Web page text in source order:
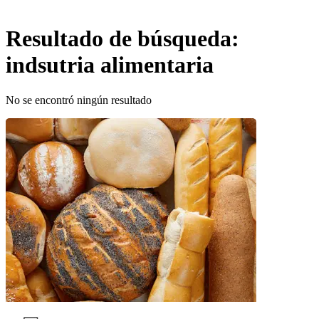
Resultado de búsqueda:
indsutria alimentaria
No se encontró ningún resultado